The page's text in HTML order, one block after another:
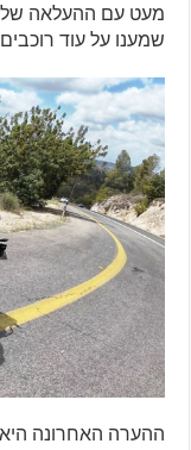
מעט עם ההעלאה של
שמענו על עוד
ההערה האחרונה היא